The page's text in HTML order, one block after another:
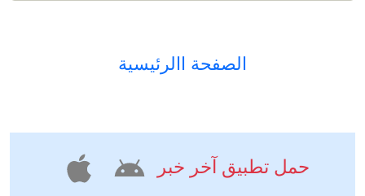
الصفحة االرئيسية
حمل تطبيق آخر خبر